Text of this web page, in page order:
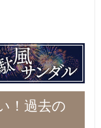
！過去の